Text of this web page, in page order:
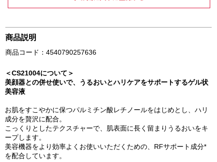
商品説明
商品コード：4540790257636
＜CS21004について＞
美顔器との併せ使いで、うるおいとハリケアをサポートするゲル状
美容液
お肌をすこやかに保つパルミチン酸レチノールをはじめとし、ハリ
成分を贅沢に配合。
こっくりとしたテクスチャーで、肌表面に長く留まりうるおいをキ
ープします。
美容機器をより効率よくお使いいただくための、RFサポート成分*
を配合しています。